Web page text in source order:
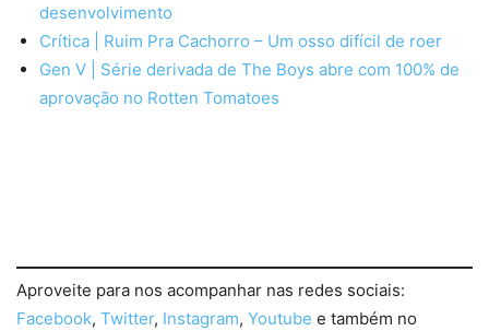
desenvolvimento
Crítica | Ruim Pra Cachorro – Um osso difícil de roer
Gen V | Série derivada de The Boys abre com 100% de
aprovação no Rotten Tomatoes
Aproveite para nos acompanhar nas redes sociais:
Facebook, Twitter, Instagram, Youtube e também no